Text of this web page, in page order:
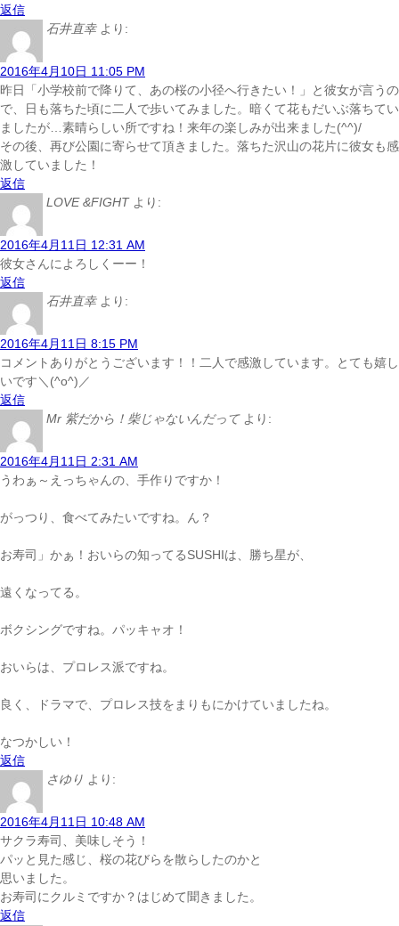
返信
石井直幸 より:
2016年4月10日 11:05 PM
昨日「小学校前で降りて、あの桜の小径へ行きたい！」と彼女が言うの
で、日も落ちた頃に二人で歩いてみました。暗くて花もだいぶ落ちてい
ましたが…素晴らしい所ですね！来年の楽しみが出来ました(^^)/
その後、再び公園に寄らせて頂きました。落ちた沢山の花片に彼女も感
激していました！
返信
LOVE &FIGHT より:
2016年4月11日 12:31 AM
彼女さんによろしくーー！
返信
石井直幸 より:
2016年4月11日 8:15 PM
コメントありがとうございます！！二人で感激しています。とても嬉し
いです＼(^o^)／
返信
Mr 紫だから！柴じゃないんだって より:
2016年4月11日 2:31 AM
うわぁ～えっちゃんの、手作りですか！
がっつり、食べてみたいですね。ん？
お寿司」かぁ！おいらの知ってるSUSHIは、勝ち星が、
遠くなってる。
ボクシングですね。パッキャオ！
おいらは、プロレス派ですね。
良く、ドラマで、プロレス技をまりもにかけていましたね。
なつかしい！
返信
さゆり より:
2016年4月11日 10:48 AM
サクラ寿司、美味しそう！
パッと見た感じ、桜の花びらを散らしたのかと
思いました。
お寿司にクルミですか？はじめて聞きました。
返信